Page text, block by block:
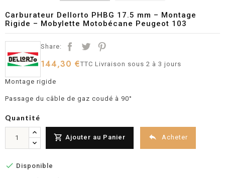
Carburateur Dellorto PHBG 17.5 mm – Montage
Rigide – Mobylette Motobécane Peugeot 103
Share:
144,30 €TTCLivraison sous 2 à 3 jours
Montage rigide
Passage du câble de gaz coudé à 90°
Quantité
 Ajouter au Panier  Acheter
 Disponible